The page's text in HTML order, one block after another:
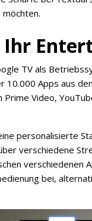
Ihr
TV als
10.000 Apps aus
Prime Video,
personalisierte
verschiedene
verschiedenen
bei,